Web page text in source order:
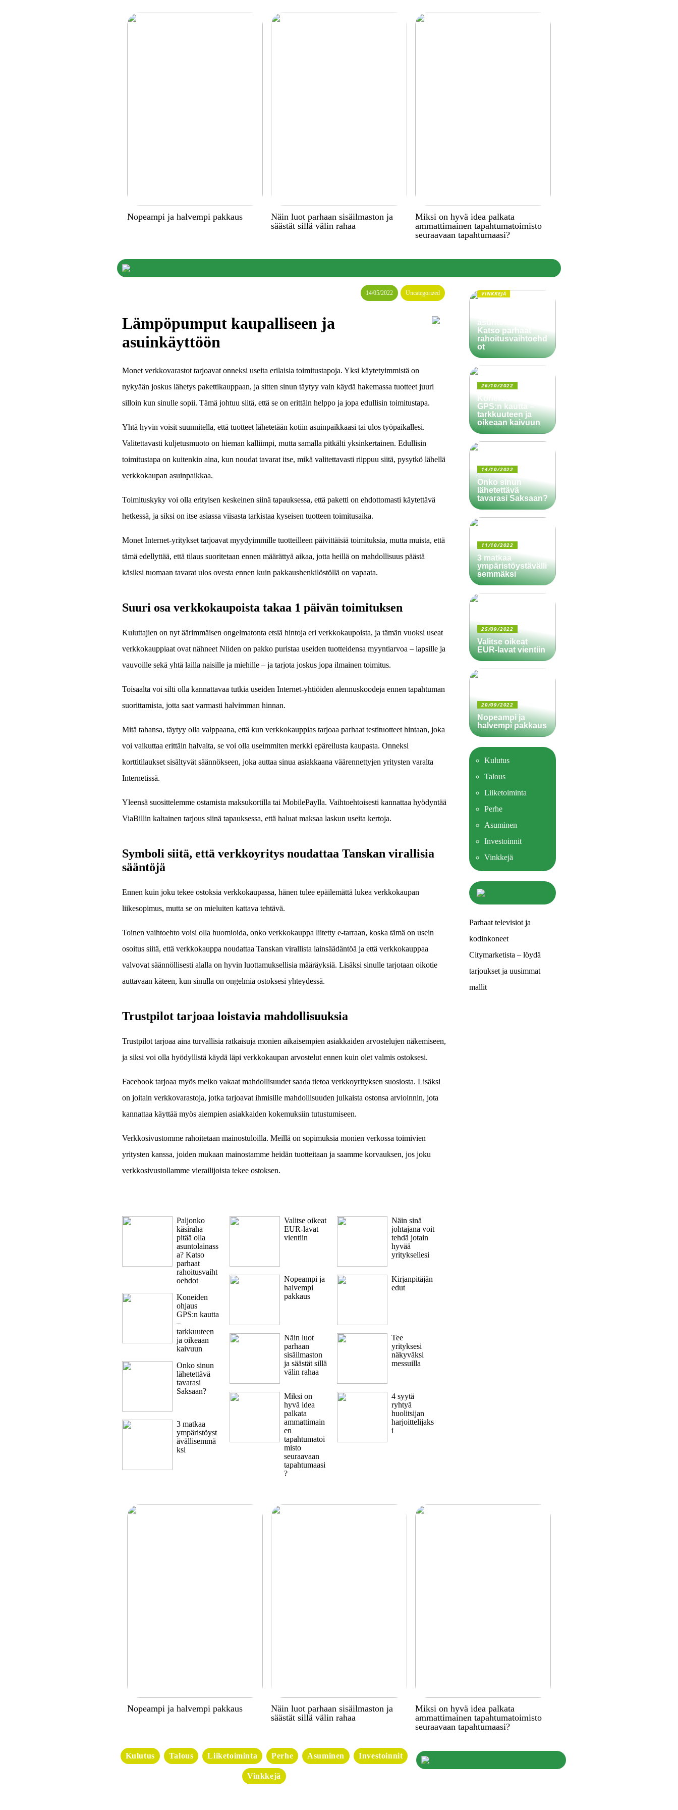
Nopeampi ja halvempi pakkaus
Näin luot parhaan sisäilmaston ja
säästät sillä välin rahaa
Miksi on hyvä idea palkata
ammattimainen tapahtumatoimisto
seuraavaan tapahtumaasi?
14/05/2022 Uncategorized
Lämpöpumput kaupalliseen ja
asuinkäyttöön
Monet verkkovarastot tarjoavat onneksi useita erilaisia toimitustapoja. Yksi käytetyimmistä on
nykyään joskus lähetys pakettikauppaan, ja sitten sinun täytyy vain käydä hakemassa tuotteet juuri
silloin kun sinulle sopii. Tämä johtuu siitä, että se on erittäin helppo ja jopa edullisin toimitustapa.
Yhtä hyvin voisit suunnitella, että tuotteet lähetetään kotiin asuinpaikkaasi tai ulos työpaikallesi.
Valitettavasti kuljetusmuoto on hieman kalliimpi, mutta samalla pitkälti yksinkertainen. Edullisin
toimitustapa on kuitenkin aina, kun noudat tavarat itse, mikä valitettavasti riippuu siitä, pysytkö lähellä
verkkokaupan asuinpaikkaa.
Toimituskyky voi olla erityisen keskeinen siinä tapauksessa, että paketti on ehdottomasti käytettävä
hetkessä, ja siksi on itse asiassa viisasta tarkistaa kyseisen tuotteen toimitusaika.
Monet Internet-yritykset tarjoavat myydyimmille tuotteilleen päivittäisiä toimituksia, mutta muista, että
tämä edellyttää, että tilaus suoritetaan ennen määrättyä aikaa, jotta heillä on mahdollisuus päästä
käsiksi tuomaan tavarat ulos ovesta ennen kuin pakkaushenkilöstöllä on vapaata.
Suuri osa verkkokaupoista takaa 1 päivän toimituksen
Kuluttajien on nyt äärimmäisen ongelmatonta etsiä hintoja eri verkkokaupoista, ja tämän vuoksi useat
verkkokauppiaat ovat nähneet Niiden on pakko puristaa useiden tuotteidensa myyntiarvoa – lapsille ja
vauvoille sekä yhtä lailla naisille ja miehille – ja tarjota joskus jopa ilmainen toimitus.
Toisaalta voi silti olla kannattavaa tutkia useiden Internet-yhtiöiden alennuskoodeja ennen tapahtuman
suorittamista, jotta saat varmasti halvimman hinnan.
Mitä tahansa, täytyy olla valppaana, että kun verkkokauppias tarjoaa parhaat testituotteet hintaan, joka
voi vaikuttaa erittäin halvalta, se voi olla useimmiten merkki epäreilusta kaupasta. Onneksi
korttitilaukset sisältyvät säännökseen, joka auttaa sinua asiakkaana väärennettyjen yritysten varalta
Internetissä.
Yleensä suosittelemme ostamista maksukortilla tai MobilePaylla. Vaihtoehtoisesti kannattaa hyödyntää
ViaBillin kaltainen tarjous siinä tapauksessa, että haluat maksaa laskun useita kertoja.
Symboli siitä, että verkkoyritys noudattaa Tanskan virallisia
sääntöjä
Ennen kuin joku tekee ostoksia verkkokaupassa, hänen tulee epäilemättä lukea verkkokaupan
liikesopimus, mutta se on mieluiten kattava tehtävä.
Toinen vaihtoehto voisi olla huomioida, onko verkkokauppa liitetty e-tarraan, koska tämä on usein
osoitus siitä, että verkkokauppa noudattaa Tanskan virallista lainsäädäntöä ja että verkkokauppaa
valvovat säännöllisesti alalla on hyvin luottamuksellisia määräyksiä. Lisäksi sinulle tarjotaan oikotie
auttavaan käteen, kun sinulla on ongelmia ostoksesi yhteydessä.
Trustpilot tarjoaa loistavia mahdollisuuksia
Trustpilot tarjoaa aina turvallisia ratkaisuja monien aikaisempien asiakkaiden arvostelujen näkemiseen,
ja siksi voi olla hyödyllistä käydä läpi verkkokaupan arvostelut ennen kuin olet valmis ostoksesi.
Facebook tarjoaa myös melko vakaat mahdollisuudet saada tietoa verkkoyrityksen suosiosta. Lisäksi
on joitain verkkovarastoja, jotka tarjoavat ihmisille mahdollisuuden julkaista ostonsa arvioinnin, jota
kannattaa käyttää myös aiempien asiakkaiden kokemuksiin tutustumiseen.
Verkkosivustomme rahoitetaan mainostuloilla. Meillä on sopimuksia monien verkossa toimivien
yritysten kanssa, joiden mukaan mainostamme heidän tuotteitaan ja saamme korvauksen, jos joku
verkkosivustollamme vierailijoista tekee ostoksen.
Paljonko
käsiraha
pitää olla
asuntolainass
a? Katso
parhaat
rahoitusvaiht
oehdot
Koneiden
ohjaus
GPS:n kautta
–
tarkkuuteen
ja oikeaan
kaivuun
Onko sinun
lähetettävä
tavarasi
Saksaan?
3 matkaa
ympäristöyst
ävällisemmä
ksi
Valitse oikeat
EUR-lavat
vientiin
Nopeampi ja
halvempi
pakkaus
Näin luot
parhaan
sisäilmaston
ja säästät sillä
välin rahaa
Miksi on
hyvä idea
palkata
ammattimain
en
tapahtumatoi
misto
seuraavaan
tapahtumaasi
?
Näin sinä
johtajana voit
tehdä jotain
hyvää
yrityksellesi
Kirjanpitäjän
edut
Tee
yrityksesi
näkyväksi
messuilla
4 syytä
ryhtyä
huolitsijan
harjoittelijaks
i
VINKKEJÄ
asuntolainassa?
Katso parhaat
rahoitusvaihtoehd
ot
26/10/2022
Koneiden ohjaus
GPS:n kautta –
tarkkuuteen ja
oikeaan kaivuun
14/10/2022
Onko sinun
lähetettävä
tavarasi Saksaan?
11/10/2022
3 matkaa
ympäristöystävälli
semmäksi
25/09/2022
Valitse oikeat
EUR-lavat vientiin
20/09/2022
Nopeampi ja
halvempi pakkaus
Kulutus
Talous
Liiketoiminta
Perhe
Asuminen
Investoinnit
Vinkkejä
Parhaat televisiot ja
kodinkoneet
Citymarketista – löydä
tarjoukset ja uusimmat
mallit
Nopeampi ja halvempi pakkaus
Näin luot parhaan sisäilmaston ja
säästät sillä välin rahaa
Miksi on hyvä idea palkata
ammattimainen tapahtumatoimisto
seuraavaan tapahtumaasi?
Kulutus Talous Liiketoiminta Perhe Asuminen Investoinnit
Vinkkejä